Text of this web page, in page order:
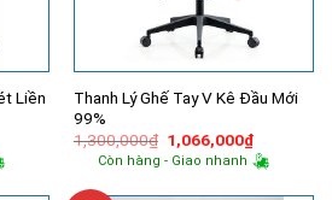
Liền
Thanh Lý Ghế Tay V Kê Đầu Mới
99%
1,300,000₫ Giá
gốc
là:
1,066,000₫Giá
hiện
tại
Còn hàng - Giao nhanh